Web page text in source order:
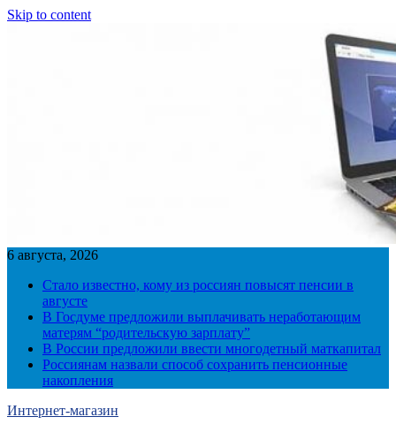
Skip to content
6 августа, 2026
Стало известно, кому из россиян повысят пенсии в
августе
В Госдуме предложили выплачивать неработающим
матерям “родительскую зарплату”
В России предложили ввести многодетный маткапитал
Россиянам назвали способ сохранить пенсионные
накопления
Интернет-магазин